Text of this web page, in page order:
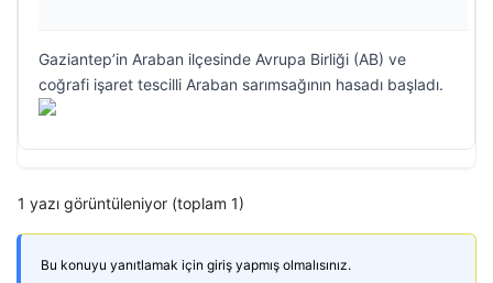
Gaziantep’in Araban ilçesinde Avrupa Birliği (AB) ve
coğrafi işaret tescilli Araban sarımsağının hasadı başladı.
1 yazı görüntüleniyor (toplam 1)
Bu konuyu yanıtlamak için giriş yapmış olmalısınız.